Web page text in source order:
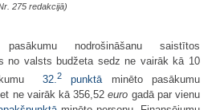
275 redakcijā)
nodrošināšanu saistītos
no valsts budžeta sedz ne vairāk kā 10
32.2punktāminēto pasākumu
ne vairāk kā 356,52euro gadā par vienu